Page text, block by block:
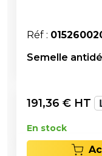
Réf :
Semelle
191,36 € HT
En stock